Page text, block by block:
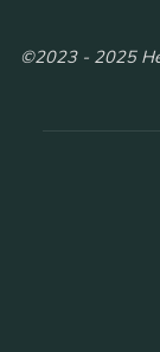
©2023 - 2025